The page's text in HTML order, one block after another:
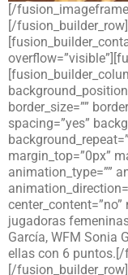
[/
[/
border_size=””
spacing=”yes”
margin_top=”0px”
animation_type=””
jugadoras
García, WFM Sonia
ellas con 6
[/